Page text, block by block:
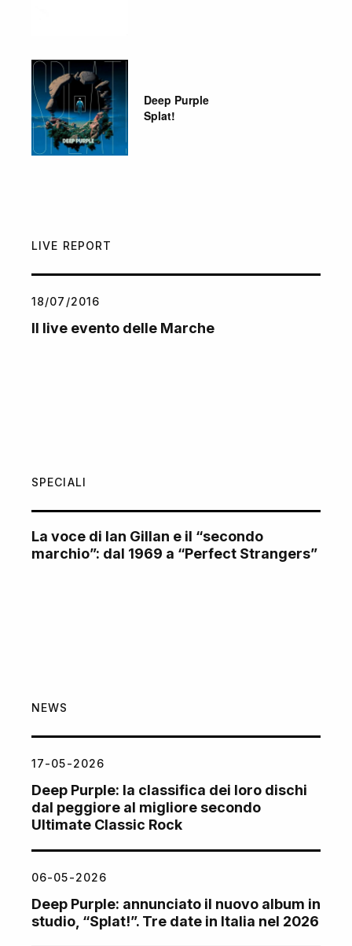
Deep Purple
Splat!
LIVE REPORT
18/07/2016
Il live evento delle Marche
SPECIALI
La voce di Ian Gillan e il “secondo
marchio”: dal 1969 a “Perfect Strangers”
NEWS
17-05-2026
Deep Purple: la classifica dei loro dischi
dal peggiore al migliore secondo
Ultimate Classic Rock
06-05-2026
Deep Purple: annunciato il nuovo album in
studio, “Splat!”. Tre date in Italia nel 2026